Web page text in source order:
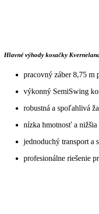
Hlavné výhody kosačky
pracovný záber 8,75 m
výkonný SemiSwing
robustná a spoľahlivá
nízka hmotnosť a nižšia
jednoduchý transport a
profesionálne riešenie